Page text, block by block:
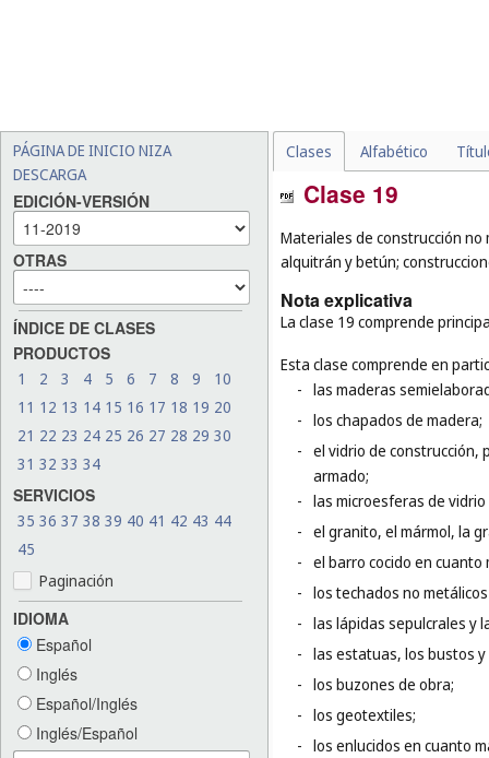
PÁGINA DE INICIO NIZA
DESCARGA
EDICIÓN-VERSIÓN
OTRAS
ÍNDICE DE CLASES
PRODUCTOS
1 2 3 4 5 6 7 8 9
10
11 12 13 14 15 16 17 18 19 20
21 22 23 24 25 26 27 28 29 30
31 32 33 34
SERVICIOS
35 36 37 38 39 40 41 42 43 44
45
Paginación
IDIOMA
Español
Inglés
Español/Inglés
Inglés/Español
Clases Alfabético
Clase 19
Materiales de construcción
alquitrán y betún;
Nota explicativa
La clase 19 comprende
Esta clase comprende en
- las maderas
- los chapados de madera;
- el vidrio de construcción,
armado;
- las microesferas de
- el granito, el mármol, la
- el barro cocido en
- los techados no
- las lápidas sepulcrales y
- las estatuas, los bustos
- los buzones de obra;
- los geotextiles;
- los enlucidos en cuanto